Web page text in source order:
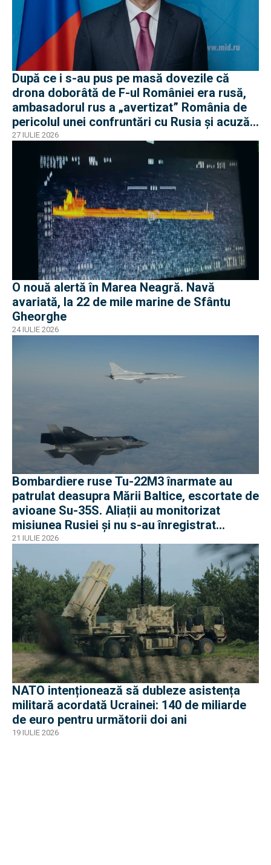
După ce i s-au pus pe masă dovezile că
drona doborâtă de F-ul României era rusă,
ambasadorul rus a „avertizat” România de
pericolul unei confruntări cu Rusia și acuză
o „înscenare propagandistă”
27 IULIE 2026
O nouă alertă în Marea Neagră. Navă
avariată, la 22 de mile marine de Sfântu
Gheorghe
24 IULIE 2026
Bombardiere ruse Tu-22M3 înarmate au
patrulat deasupra Mării Baltice, escortate de
avioane Su-35S. Aliații au monitorizat
misiunea Rusiei și nu s-au înregistrat
incidente
21 IULIE 2026
NATO intenționează să dubleze asistența
militară acordată Ucrainei: 140 de miliarde
de euro pentru următorii doi ani
19 IULIE 2026